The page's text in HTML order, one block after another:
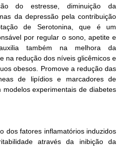
do estresse, diminuição da
da depressão pela contribuição
de Serotonina, que é um
por regular o sono, apetite e
também na melhora da
na redução dos níveis glicêmicos e
obesos. Promove a redução das
de lipídios e marcadores de
modelos experimentais de diabetes
dos fatores inflamatórios induzidos
através da inibição da